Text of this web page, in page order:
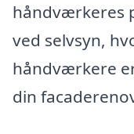
håndværkeres
ved selvsyn,
håndværkere
din